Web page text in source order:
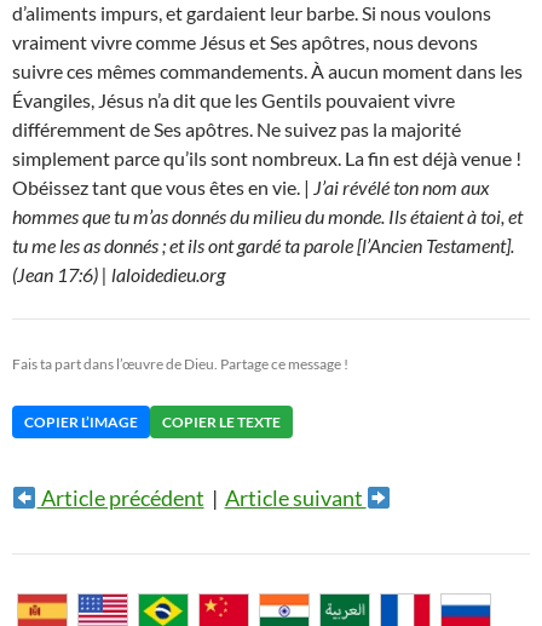
d’aliments impurs, et gardaient leur barbe. Si nous voulons
vraiment vivre comme Jésus et Ses apôtres, nous devons
suivre ces mêmes commandements. À aucun moment dans les
Évangiles, Jésus n’a dit que les Gentils pouvaient vivre
différemment de Ses apôtres. Ne suivez pas la majorité
simplement parce qu’ils sont nombreux. La fin est déjà venue !
Obéissez tant que vous êtes en vie. | J’ai révélé ton nom aux
hommes que tu m’as donnés du milieu du monde. Ils étaient à toi, et
tu me les as donnés ; et ils ont gardé ta parole [l’Ancien Testament].
(Jean 17:6) | laloidedieu.org
Fais ta part dans l’œuvre de Dieu. Partage ce message !
COPIER L’IMAGE COPIER LE TEXTE
Article précédent | Article suivant